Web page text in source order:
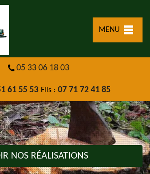
MENU
05 33 06 18 03
61 55 53 Fils : 07 71 72 41 85
NOS RÉALISATIONS